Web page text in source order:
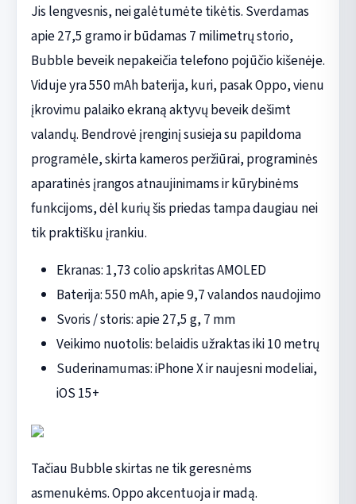
Jis lengvesnis, nei galėtumėte tikėtis. Sverdamas
apie 27,5 gramo ir būdamas 7 milimetrų storio,
Bubble beveik nepakeičia telefono pojūčio kišenėje.
Viduje yra 550 mAh baterija, kuri, pasak Oppo, vienu
įkrovimu palaiko ekraną aktyvų beveik dešimt
valandų. Bendrovė įrenginį susieja su papildoma
programėle, skirta kameros peržiūrai, programinės
aparatinės įrangos atnaujinimams ir kūrybinėms
funkcijoms, dėl kurių šis priedas tampa daugiau nei
tik praktišku įrankiu.
Ekranas: 1,73 colio apskritas AMOLED
Baterija: 550 mAh, apie 9,7 valandos naudojimo
Svoris / storis: apie 27,5 g, 7 mm
Veikimo nuotolis: belaidis užraktas iki 10 metrų
Suderinamumas: iPhone X ir naujesni modeliai,
iOS 15+
Tačiau Bubble skirtas ne tik geresnėms
asmenukėms. Oppo akcentuoja ir madą.